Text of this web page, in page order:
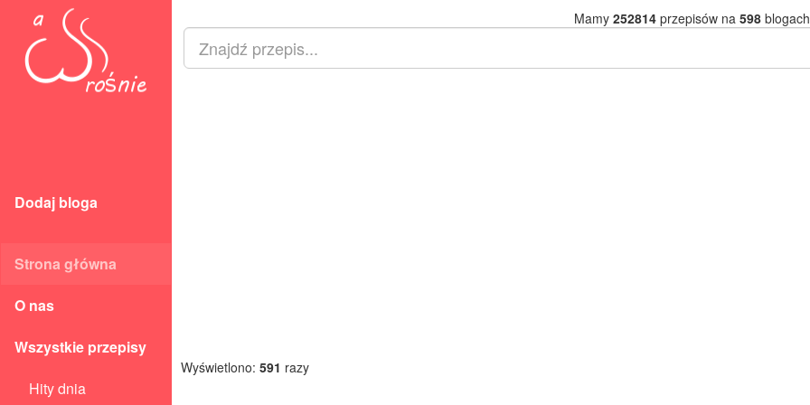
Dodaj bloga
Strona główna
O nas
Wszystkie przepisy
Hity dnia
Mamy 252814przepisów na 598
Wyświetlono: 591 razy